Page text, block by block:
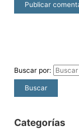
Buscar por:
Categorías